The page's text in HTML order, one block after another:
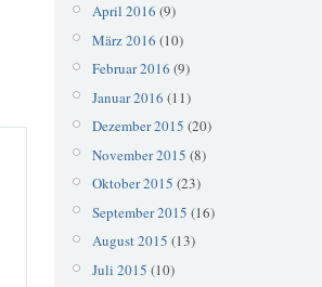
April 2016 (9)
März 2016 (10)
Februar 2016 (9)
Januar 2016 (11)
Dezember 2015 (20)
November 2015 (8)
Oktober 2015 (23)
September 2015 (16)
August 2015 (13)
Juli 2015 (10)